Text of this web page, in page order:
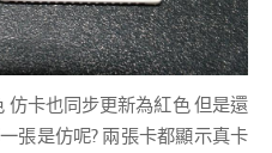
仿卡也同步更新為紅色 但是還
張是仿呢? 兩張卡都顯示真卡